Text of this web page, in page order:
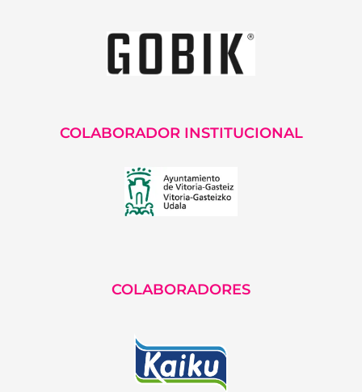
COLABORADOR INSTITUCIONAL
COLABORADORES